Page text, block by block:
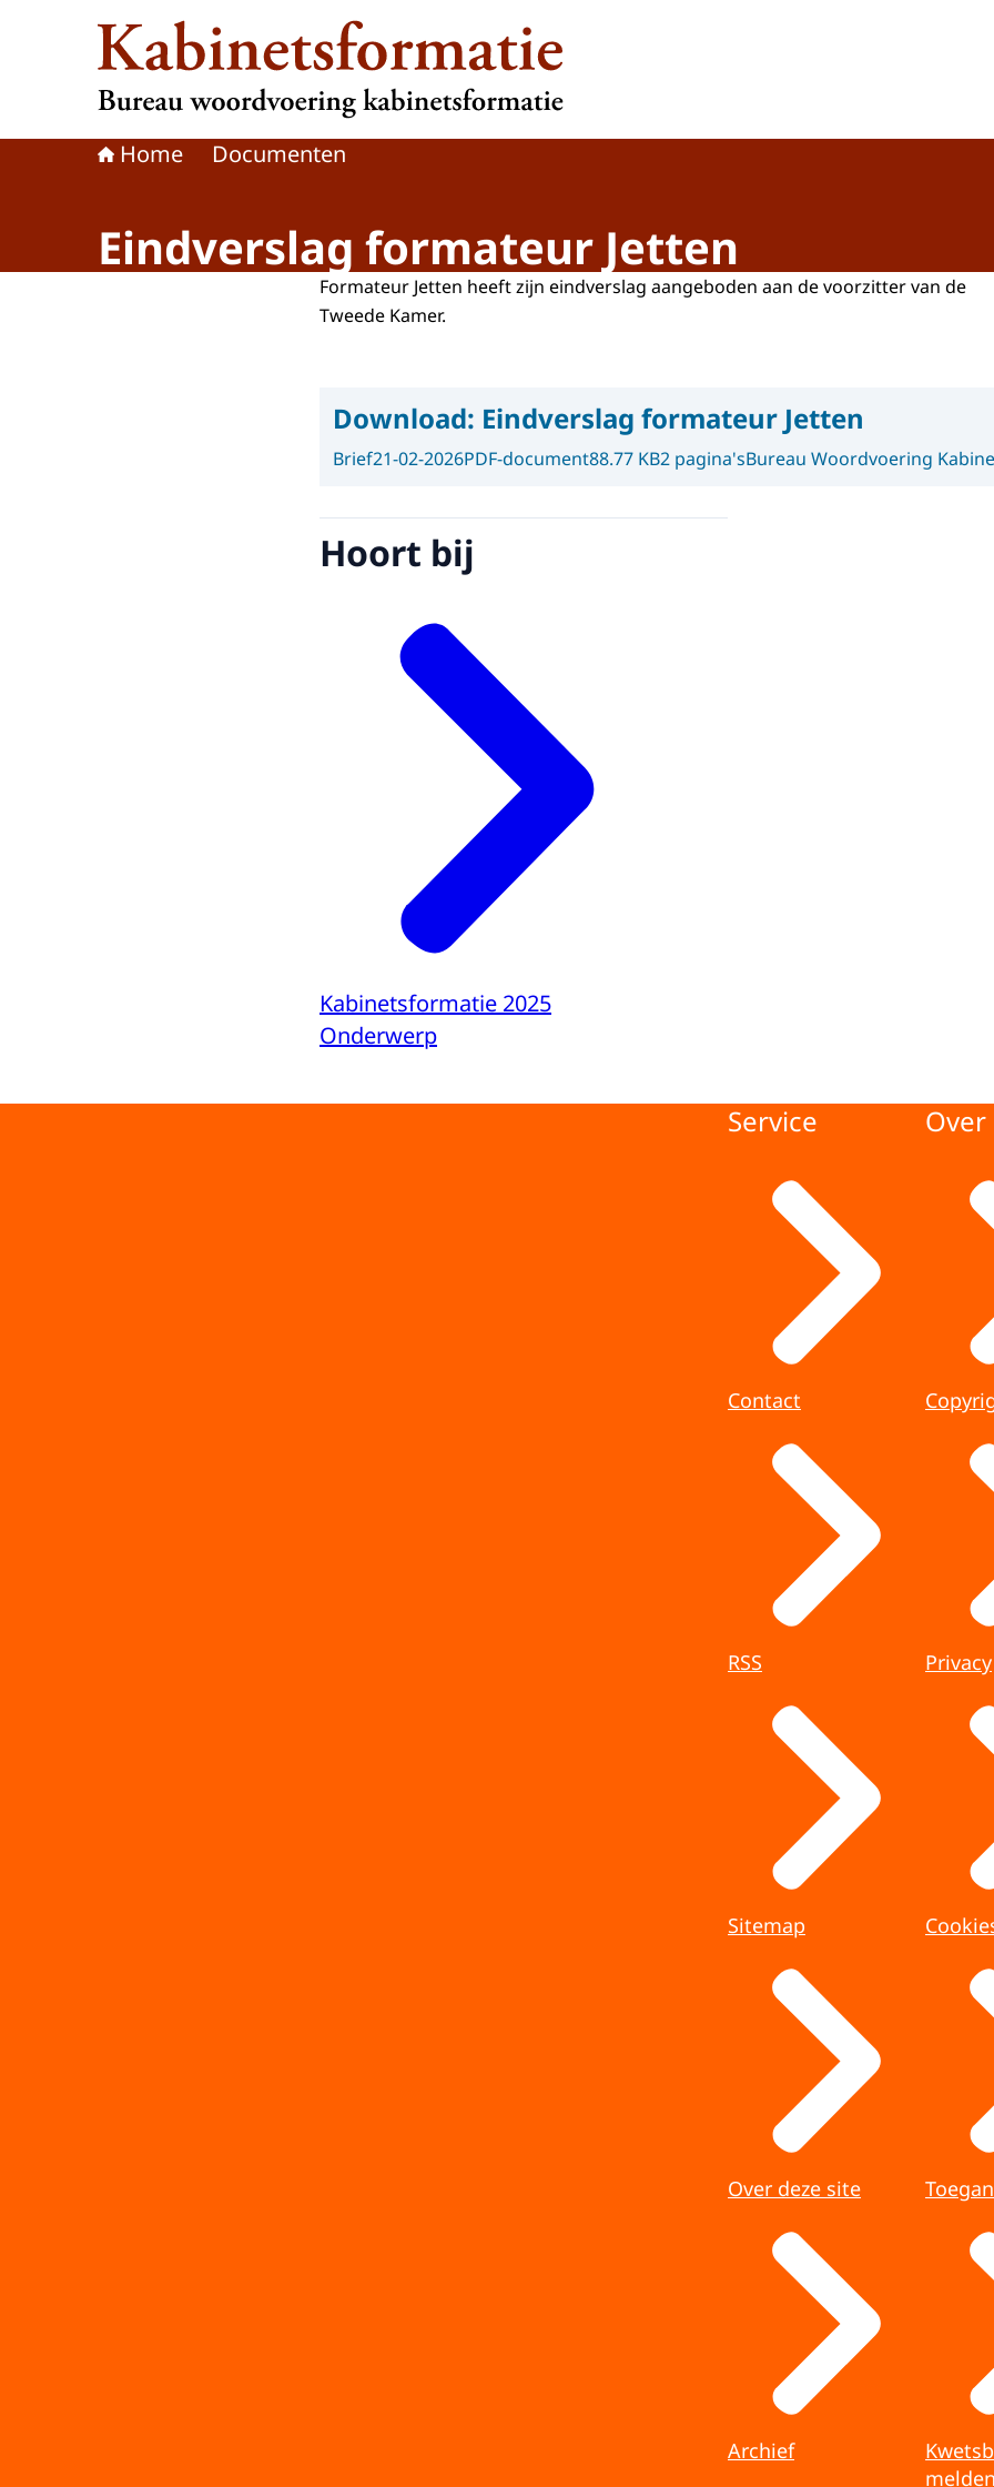
Naar de homepage van Kabinetsformatie
Home Documenten
Eindverslag formateur Jetten
Formateur Jetten heeft zijn eindverslag aangeboden aan de voorzitter van de
Tweede Kamer.
Download: Eindverslag formateur Jetten
Brief21-02-2026PDF-document88.77 KB2 pagina'sBureau Woordvoering
Hoort bij
Kabinetsformatie 2025
Onderwerp
Service
Contact
RSS
Sitemap
Over deze site
Archief
Privacy